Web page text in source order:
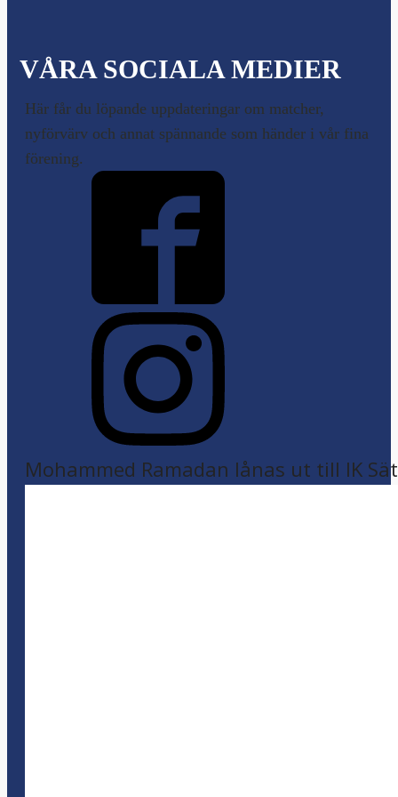
VÅRA SOCIALA MEDIER
Här får du löpande uppdateringar om matcher,
nyförvärv och annat spännande som händer i vår fina
förening.
Mohammed Ramadan lånas ut till IK